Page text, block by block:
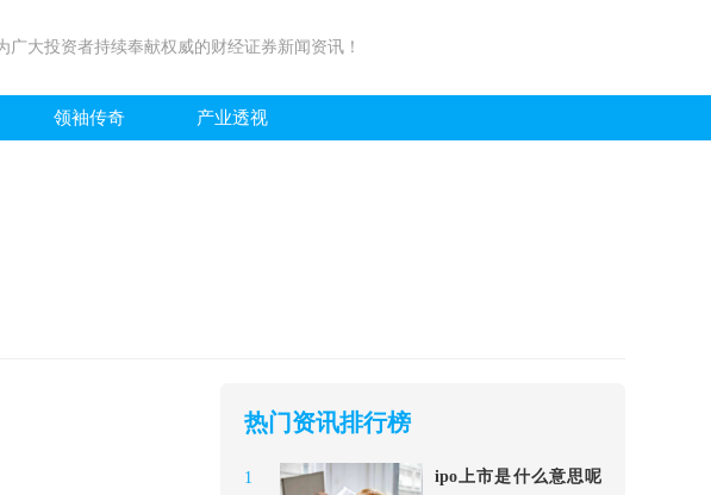
大投资者持续奉献权威的财经证券新闻资讯！
领袖传奇 产业透视
热门资讯排行榜
1
ipo上市是什么意思呢